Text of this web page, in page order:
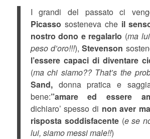
I grandi del passato ci
Picasso sosteneva che il
nostro dono e regalarlo (ma
peso d’oro!!!),Stevenson
l’essere capaci di diventare
(ma chi siamo?? That’s the
Sand,donna pratica e
bene:”amare ed essere
dichiaro’ spesso di non aver
risposta soddisfacente(e se
lui, siamo messi male!!)